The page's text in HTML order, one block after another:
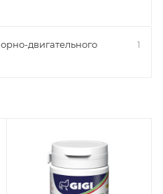
двигательного
1